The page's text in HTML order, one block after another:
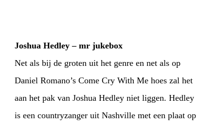
ARTDIVISIONFOTO’S
INFOWEBSHOPMIJN TICKETS
Joshua Hedley – mr jukebox
Net als bij de groten uit het genre en net als op
Daniel Romano’s Come Cry With Me hoes zal het
aan het pak van Joshua Hedley niet liggen. Hedley
is een countryzanger uit Nashville met een plaat op